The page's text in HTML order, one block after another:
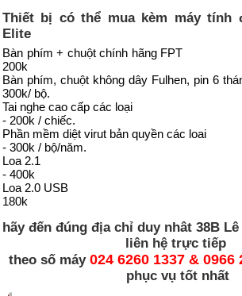
Thiết bị có thể mua kèm máy tính
Elite
Bàn phím + chuột chính
200k
Bàn phím, chuột không dây
300k/ bộ.
Tai nghe cao cấp
- 200k / chiếc.
Phần mềm diệt virut bản
- 300k / bộ/năm.
Loa 2.1 :
- 400k
Loa 2.0
180k
hãy đến đúng địa chỉ duy nhât 38B
liên hệ trực tiếp
theo số máy 024 6260 1337 & 0966
phục vụ tốt nhất